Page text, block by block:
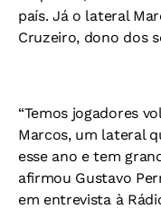
país. Já o lateral
Cruzeiro, dono dos
“Temos jogadores
Marcos, um lateral
esse ano e tem
afirmou Gustavo
em entrevista à